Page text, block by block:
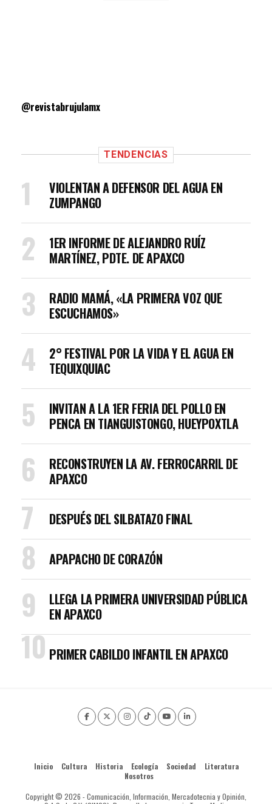
@revistabrujulamx
TENDENCIAS
VIOLENTAN A DEFENSOR DEL AGUA EN
ZUMPANGO
1ER INFORME DE ALEJANDRO RUÍZ
MARTÍNEZ, PDTE. DE APAXCO
RADIO MAMÁ, «LA PRIMERA VOZ QUE
ESCUCHAMOS»
2° FESTIVAL POR LA VIDA Y EL AGUA EN
TEQUIXQUIAC
INVITAN A LA 1ER FERIA DEL POLLO EN
PENCA EN TIANGUISTONGO, HUEYPOXTLA
RECONSTRUYEN LA AV. FERROCARRIL DE
APAXCO
DESPUÉS DEL SILBATAZO FINAL
APAPACHO DE CORAZÓN
LLEGA LA PRIMERA UNIVERSIDAD PÚBLICA
EN APAXCO
PRIMER CABILDO INFANTIL EN APAXCO
Inicio Cultura Historia Ecología Sociedad
Literatura
Nosotros
Copyright © 2026 - Comunicación, Información, Mercadotecnia y Opinión,